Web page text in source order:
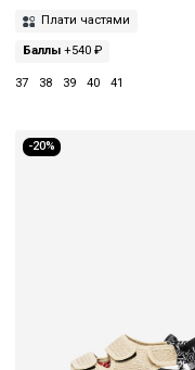
Плати частями
Баллы +540 ₽
37 38 39 40 41
-20%